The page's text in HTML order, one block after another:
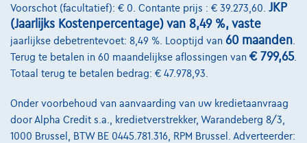
Dacia Sandero Stepway 1.0i 91cv Carplay*Camera*GPS
02/2022
78.684 km Benzine Manueel 67 kW ( 91 PK )
€12.990 1
maandaflossing van€3.496,76
Ontdek het volledige cijfervoorbeeld
Voorschot (facultatief): € 0. Contante prijs : € 39.273,60. JKP
(Jaarlijks Kostenpercentage) van 8,49 %, vaste
jaarlijkse debetrentevoet: 8,49 %. Looptijd van 60 maanden
Terug te betalen in 60 maandelijkse aflossingen van € 799,65.
Totaal terug te betalen bedrag: € 47.978,93.
Onder voorbehoud van aanvaarding van uw kredietaanvraag
door Alpha Credit s.a., kredietverstrekker, Warandeberg 8/3,
1000 Brussel, BTW BE 0445.781.316, RPM Brussel. Adverteerder: